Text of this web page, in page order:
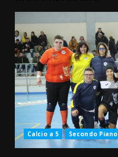
Calcio a 5 Secondo Piano